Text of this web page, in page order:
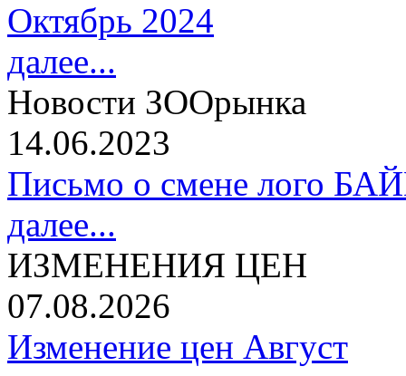
Октябрь 2024
далее...
Новости ЗООрынка
14.06.2023
Письмо о смене лого
далее...
ИЗМЕНЕНИЯ ЦЕН
07.08.2026
Изменение цен Август